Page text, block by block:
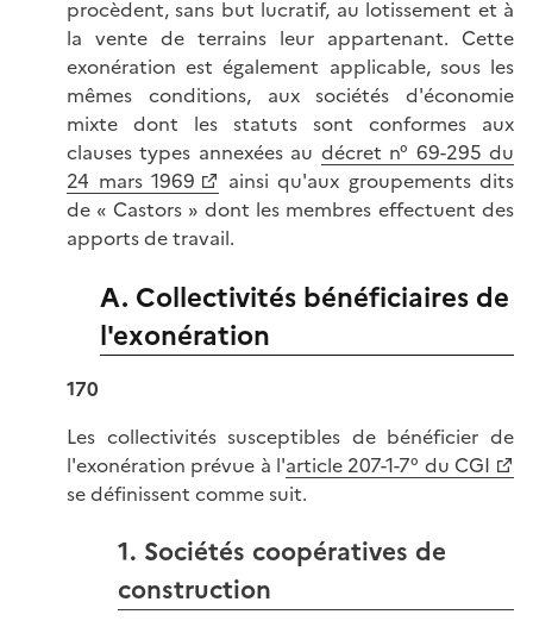
procèdent, sans but lucratif, au lotissement et à
la vente de terrains leur appartenant. Cette
exonération est également applicable, sous les
mêmes conditions, aux sociétés d'économie
mixte dont les statuts sont conformes aux
clauses types annexées au décret n° 69-295 du
24 mars 1969
ainsi qu'aux groupements dits
de « Castors » dont les membres effectuent des
apports de travail.
A. Collectivités bénéficiaires de
l'exonération
170
Les collectivités susceptibles de bénéficier de
l'exonération prévue à l'article 207-1-7° du CGI
se définissent comme suit.
1. Sociétés coopératives de
construction